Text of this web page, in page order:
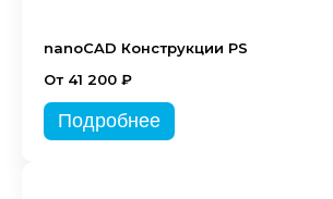
nanoCAD Конструкции PS
От 41 200 ₽
Подробнее